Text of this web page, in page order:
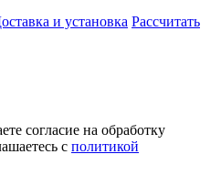
и установка Рассчитать
согласие на обработку
с политикой